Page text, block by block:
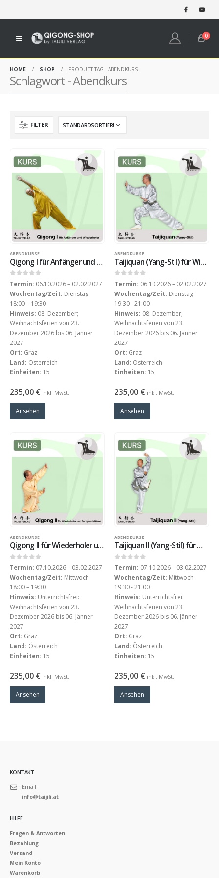
0
HOME SHOP PRODUCT TAG - ABENDKURS
Schlagwort - Abendkurs
FILTER
ABENDKURSE
Qigong I für Anfänger und Wiederholer am Dienstag-Abend (WS 2026)
0 out of 5
Termin: 06.10.2026 – 02.02.2027
Wochentag/Zeit: Dienstag
18:00 – 19:30
Hinweis: 08. Dezember;
Weihnachtsferien von 23.
Dezember 2026 bis 06. Jänner
2027
Ort: Graz
Land: Österreich
Einheiten: 15
235,00 € inkl. MwSt.
Ansehen
ABENDKURSE
Taijiquan (Yang-Stil) für Wiederholer am Dienstag (WS 2026)
0 out of 5
Termin: 06.10.2026 – 02.02.2027
Wochentag/Zeit: Dienstag
19:30 - 21:00
Hinweis: 08. Dezember;
Weihnachtsferien von 23.
Dezember 2026 bis 06. Jänner
2027
Ort: Graz
Land: Österreich
Einheiten: 15
235,00 € inkl. MwSt.
Ansehen
ABENDKURSE
Qigong II für Wiederholer und Fortgeschrittene am Mittwoch-Abend (WS 2026)
0 out of 5
Termin: 07.10.2026 – 03.02.2027
Wochentag/Zeit: Mittwoch
18:00 – 19:30
Hinweis: Unterrichtsfrei:
Weihnachtsferien von 23.
Dezember 2026 bis 06. Jänner
2027
Ort: Graz
Land: Österreich
Einheiten: 15
235,00 € inkl. MwSt.
Ansehen
ABENDKURSE
Taijiquan II (Yang-Stil) für Wiederholer und Fortgeschrittene am Mittwoch-Abend (WS 2026)
0 out of 5
Termin: 07.10.2026 – 03.02.2027
Wochentag/Zeit: Mittwoch
19:30 - 21:00
Hinweis: Unterrichtsfrei:
Weihnachtsferien von 23.
Dezember 2026 bis 06. Jänner
2027
Ort: Graz
Land: Österreich
Einheiten: 15
235,00 € inkl. MwSt.
Ansehen
KONTAKT
Email:
info@taijili.at
HILFE
Fragen & Antworten
Bezahlung
Versand
Mein Konto
Warenkorb